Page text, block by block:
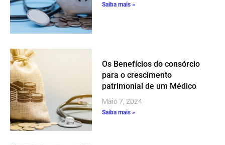
Saiba mais »
Os Benefícios do consórcio
para o crescimento
patrimonial de um Médico
Maio 7, 2024
Saiba mais »